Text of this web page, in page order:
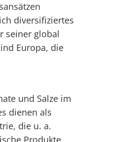
diversifiziertes
seiner global
Europa, die
und Salze im
dienen als
die u. a.
Produkte